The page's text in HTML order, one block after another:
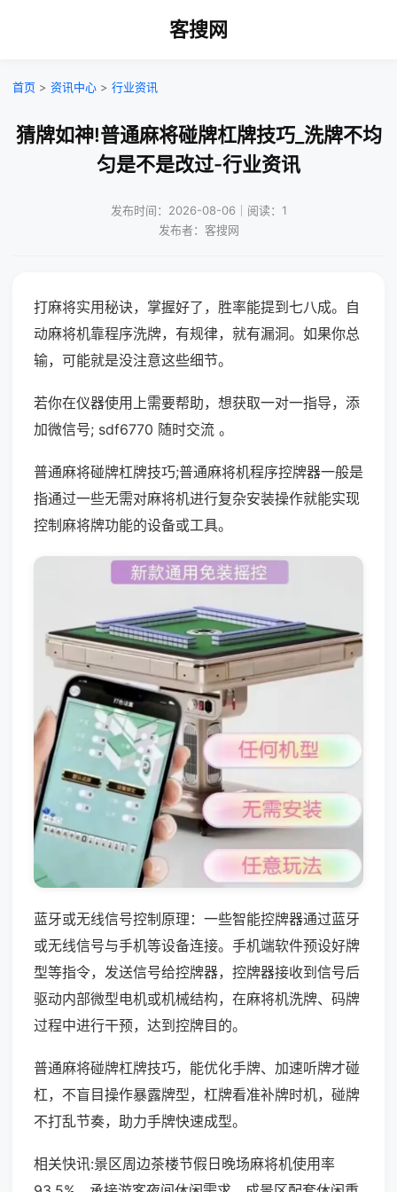
客搜网
首页 > 资讯中心 > 行业资讯
猜牌如神!普通麻将碰牌杠牌技巧_洗牌不均
匀是不是改过-行业资讯
发布时间：2026-08-06｜阅读：1
发布者：客搜网
打麻将实用秘诀，掌握好了，胜率能提到七八成。自
动麻将机靠程序洗牌，有规律，就有漏洞。如果你总
输，可能就是没注意这些细节。
若你在仪器使用上需要帮助，想获取一对一指导，添
加微信号; sdf6770 随时交流 。
普通麻将碰牌杠牌技巧;普通麻将机程序控牌器一般是
指通过一些无需对麻将机进行复杂安装操作就能实现
控制麻将牌功能的设备或工具。
蓝牙或无线信号控制原理：一些智能控牌器通过蓝牙
或无线信号与手机等设备连接。手机端软件预设好牌
型等指令，发送信号给控牌器，控牌器接收到信号后
驱动内部微型电机或机械结构，在麻将机洗牌、码牌
过程中进行干预，达到控牌目的。
普通麻将碰牌杠牌技巧，能优化手牌、加速听牌才碰
杠，不盲目操作暴露牌型，杠牌看准补牌时机，碰牌
不打乱节奏，助力手牌快速成型。
相关快讯:景区周边茶楼节假日晚场麻将机使用率